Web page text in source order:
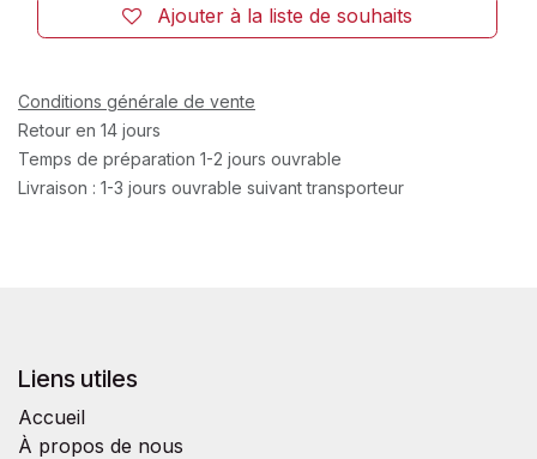
Ajouter à la liste de souhaits
Conditions générale de vente
Retour en 14 jours
Temps de préparation 1-2 jours ouvrable
Livraison : 1-3 jours ouvrable suivant transporteur
Liens utiles
Accueil
À propos de nous